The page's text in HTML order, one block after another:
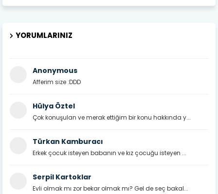
YORUMLARINIZ
Anonymous
Afferim size :DDD
Hülya Öztel
Çok konuşulan ve merak ettiğim bir konu hakkında y...
Türkan Kamburacı
Erkek çocuk isteyen babanın ve kız çocuğu isteyen ...
Serpil Kartoklar
Evli olmak mı zor bekar olmak mı? Gel de seç bakal...